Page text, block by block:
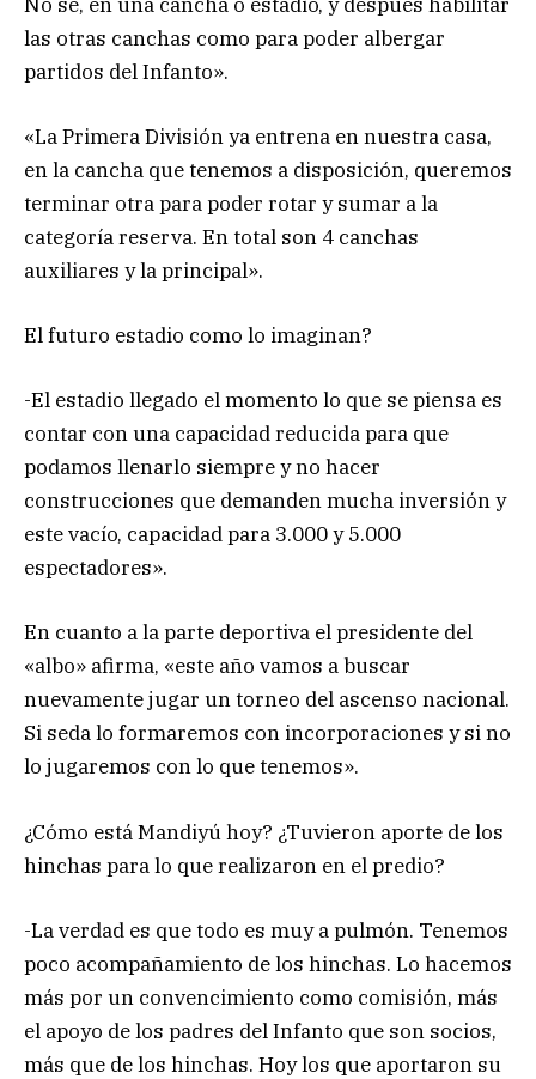
las otras canchas como para poder albergar
partidos del Infanto».
«La Primera División ya entrena en nuestra casa,
en la cancha que tenemos a disposición, queremos
terminar otra para poder rotar y sumar a la
categoría reserva. En total son 4 canchas
auxiliares y la principal».
El futuro estadio como lo imaginan?
-El estadio llegado el momento lo que se piensa es
contar con una capacidad reducida para que
podamos llenarlo siempre y no hacer
construcciones que demanden mucha inversión y
este vacío, capacidad para 3.000 y 5.000
espectadores».
En cuanto a la parte deportiva el presidente del
«albo» afirma, «este año vamos a buscar
nuevamente jugar un torneo del ascenso nacional.
Si seda lo formaremos con incorporaciones y si no
lo jugaremos con lo que tenemos».
¿Cómo está Mandiyú hoy? ¿Tuvieron aporte de los
hinchas para lo que realizaron en el predio?
-La verdad es que todo es muy a pulmón. Tenemos
poco acompañamiento de los hinchas. Lo hacemos
más por un convencimiento como comisión, más
el apoyo de los padres del Infanto que son socios,
más que de los hinchas. Hoy los que aportaron su